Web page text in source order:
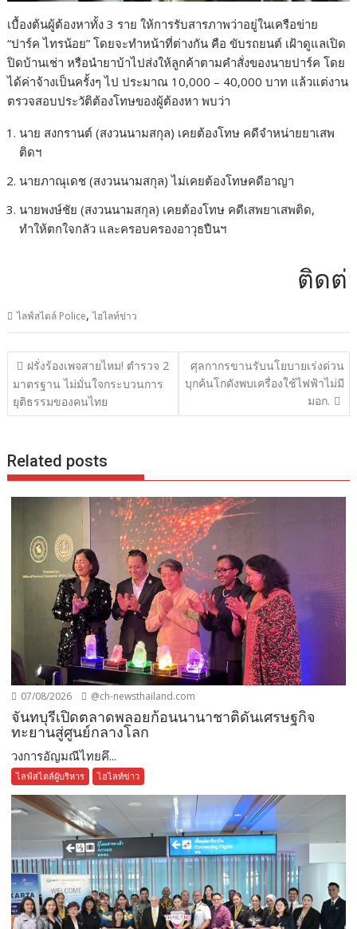
เบื้องต้นผู้ต้องหาทั้ง 3 ราย ให้การรับสารภาพว่าอยู่ในเครือข่าย
“ปาร์ค ไทรน้อย” โดยจะทำหน้าที่ต่างกัน คือ ขับรถยนต์ เฝ้าดูแลเปิด
ปิดบ้านเช่า หรือนำยาบ้าไปส่งให้ลูกค้าตามคำสั่งของนายปาร์ค โดย
ได้ค่าจ้างเป็นครั้งๆ ไป ประมาณ 10,000 – 40,000 บาท แล้วแต่งาน
ตรวจสอบประวัติต้องโทษของผู้ต้องหา พบว่า
นาย สงกรานต์ (สงวนนามสกุล) เคยต้องโทษ คดีจำหน่ายยาเสพ
ติดฯ
นายภาณุเดช (สงวนนามสกุล) ไม่เคยต้องโทษคดีอาญา
นายพงษ์ชัย (สงวนนามสกุล) เคยต้องโทษ คดีเสพยาเสพติด,
ทำให้ตกใจกลัว และครอบครองอาวุธปืนฯ
ติดต่อโฆ
ไลฟ์สไตล์ Police,ไฮไลท์ข่าว
แนะแนว
เรื่อง
ฝรั่งร้องเพจสายไหม! ตำรวจ 2
มาตรฐาน ไม่มั่นใจกระบวนการ
ยุติธรรมของคนไทย
ศุลกากรขานรับนโยบายเร่งด่วน
บุกค้นโกดังพบเครื่องใช้ไฟฟ้าไม่มี
มอก.
Related posts
07/08/2026 @ch-newsthailand.com
จันทบุรีเปิดตลาดพลอยก้อนนานาชาติดันเศรษฐกิจ
ทะยานสู่ศูนย์กลางโลก
วงการอัญมณีไทยคึ...
ไลฟ์สไตล์ผู้บริหาร ไฮไลท์ข่าว